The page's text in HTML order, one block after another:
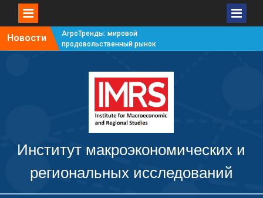
Новости
АгроТренды: мировой
продовольственный рынок
продовольственный рынок
АгроТренды: мировой
продовольственный рынок
АгроТренды: мировой
#4
Институт макроэкономических и
региональных исследований